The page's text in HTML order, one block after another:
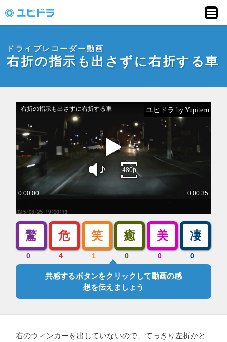
ピドラ」
ドライブレコーダー動画
右折の指示も出さずに右折する車
ユピドラ by Yupiteru
驚
0
危
4
笑
1
癒
0
美
0
凄
0
共感するボタンをクリックして動画の感
想を伝えましょう
右のウィンカーを出していないので、てっきり左折かと